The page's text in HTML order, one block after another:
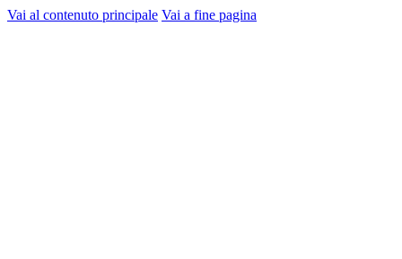
Vai al contenuto principale Vai a fine pagina